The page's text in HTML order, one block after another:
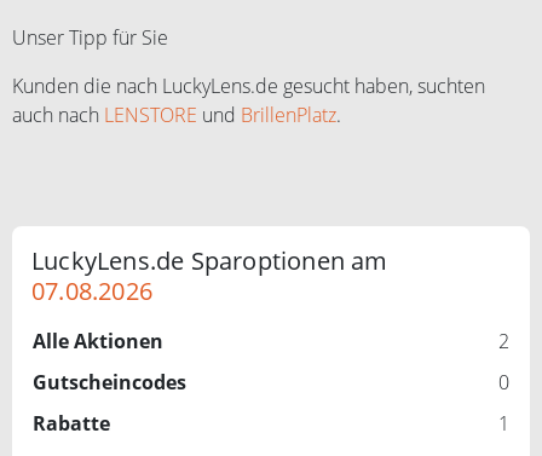
Unser Tipp für Sie
Kunden die nach LuckyLens.de gesucht haben, suchten
auch nach LENSTORE und BrillenPlatz.
LuckyLens.de Sparoptionen am
07.08.2026
Alle Aktionen
2
Gutscheincodes
0
Rabatte
1